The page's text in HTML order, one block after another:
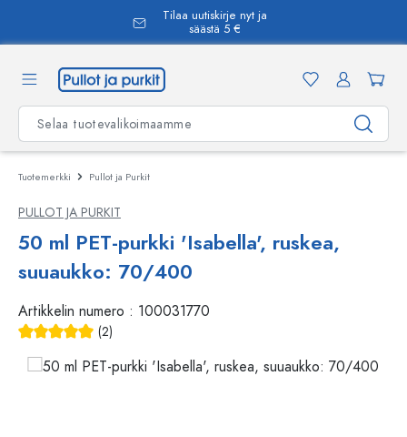
Tilaa uutiskirje nyt ja
säästä 5 €
Tuotemerkki Pullot ja Purkit
PULLOT JA PURKIT
50 ml PET-purkki 'Isabella', ruskea,
suuaukko: 70/400
Artikkelin numero : 100031770
(2)